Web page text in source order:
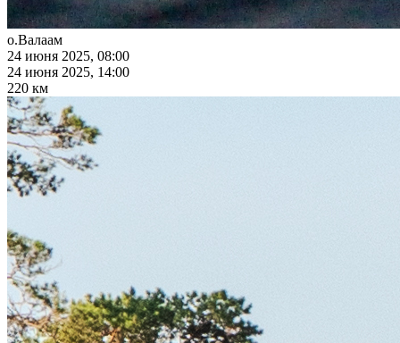
о.Валаам
24 июня 2025, 08:00
24 июня 2025, 14:00
220 км